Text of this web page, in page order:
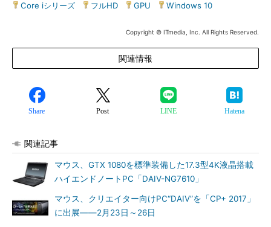
Core iシリーズ
フルHD GPU Windows 10
Copyright © ITmedia, Inc. All Rights Reserved.
関連情報
Share Post LINE Hatena
関連記事
マウス、GTX 1080を標準装備した17.3型4K液晶搭載
ハイエンドノートPC「DAIV-NG7610」
マウス、クリエイター向けPC“DAIV”を「CP+ 2017」
に出展――2月23日～26日